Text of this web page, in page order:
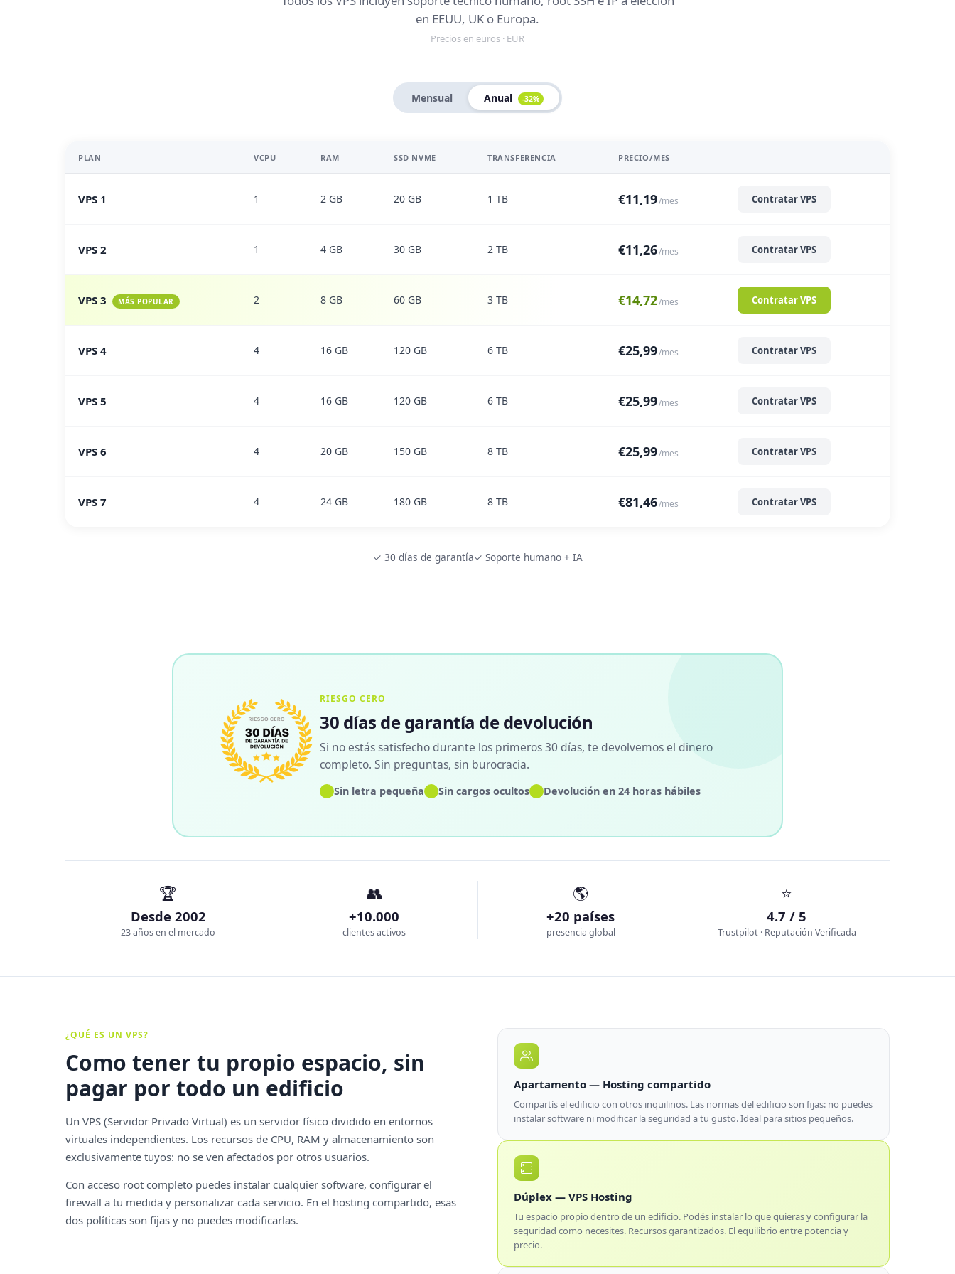
en EEUU, UK o Europa.
Precios en euros · EUR
Mensual Anual -32%
PLAN VCPU RAM SSD NVME TRANSFERENCIA PRECIO/MES
VPS 1 1 2 GB 20 GB 1 TB €11,19/mes Contratar VPS
VPS 2 1 4 GB 30 GB 2 TB €11,26/mes Contratar VPS
VPS 3 MÁS POPULAR 2 8 GB 60 GB 3 TB €14,72/mes Contratar VPS
VPS 4 4 16 GB 120 GB 6 TB €25,99/mes Contratar VPS
VPS 5 4 16 GB 120 GB 6 TB €25,99/mes Contratar VPS
VPS 6 4 20 GB 150 GB 8 TB €25,99/mes Contratar VPS
VPS 7 4 24 GB 180 GB 8 TB €81,46/mes Contratar VPS
✓ 30 días de garantía✓ Soporte humano + IA
RIESGO CERO
30 días de garantía de devolución
Si no estás satisfecho durante los primeros 30 días, te devolvemos el dinero
completo. Sin preguntas, sin burocracia.
✓Sin letra pequeña ✓Sin cargos ocultos✓ Devolución en 24 horas hábiles
🏆
Desde 2002
23 años en el mercado
👥
+10.000
clientes activos
🌎
+20 países
presencia global
⭐
4.7 / 5
Trustpilot · Reputación Verificada
¿QUÉ ES UN VPS?
Como tener tu propio espacio, sin
pagar por todo un edificio
Un VPS (Servidor Privado Virtual) es un servidor físico dividido en entornos
virtuales independientes. Los recursos de CPU, RAM y almacenamiento son
exclusivamente tuyos: no se ven afectados por otros usuarios.
Con acceso root completo puedes instalar cualquier software, configurar el
firewall a tu medida y personalizar cada servicio. En el hosting compartido, esas
dos políticas son fijas y no puedes modificarlas.
Apartamento — Hosting compartido
Compartís el edificio con otros inquilinos. Las normas del edificio son fijas: no puedes
instalar software ni modificar la seguridad a tu gusto. Ideal para sitios pequeños.
Dúplex — VPS Hosting
Tu espacio propio dentro de un edificio. Podés instalar lo que quieras y configurar la
seguridad como necesites. Recursos garantizados. El equilibrio entre potencia y
precio.